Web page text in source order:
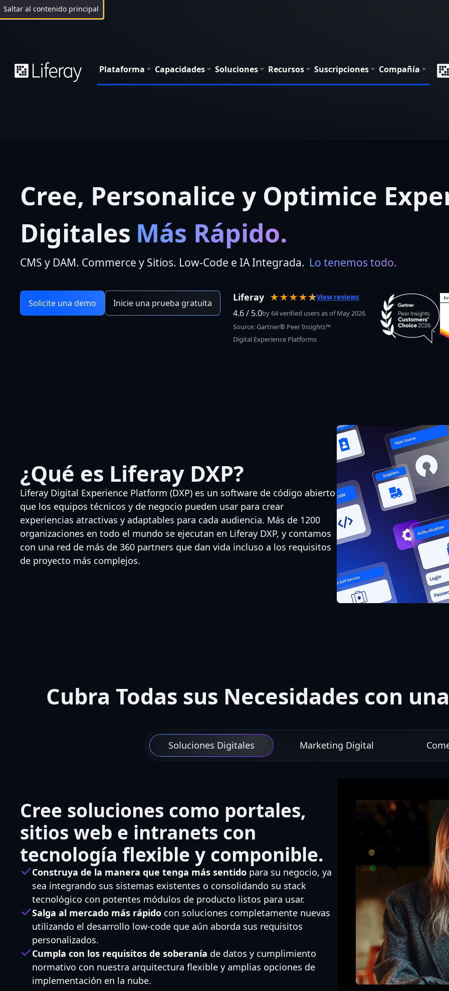
Saltar al contenido principal
Plataforma Capacidades Soluciones Recursos Suscripciones Compañía
Cree, Personalice y Optimice
Digitales Más Rápido.
CMS y DAM. Commerce y Sitios. Low-Code e IA Integrada. Lo tenemos todo.
Solicite una demo Inicie una prueba gratuita Liferay ★★★★★
☆View reviews
4.6 / 5.0by 64 verified users as of May 2026
Source: Gartner® Peer Insights™
Digital Experience Platforms
¿Qué es Liferay DXP?
Liferay Digital Experience Platform (DXP) es un software de código abierto
que los equipos técnicos y de negocio pueden usar para crear
experiencias atractivas y adaptables para cada audiencia. Más de 1200
organizaciones en todo el mundo se ejecutan en Liferay DXP, y contamos
con una red de más de 360 partners que dan vida incluso a los requisitos
de proyecto más complejos.
Cubra Todas sus Necesidades con
Soluciones Digitales Marketing Digital
Cree soluciones como portales,
sitios web e intranets con
tecnología flexible y componible.
Construya de la manera que tenga más sentido para su negocio, ya
sea integrando sus sistemas existentes o consolidando su stack
tecnológico con potentes módulos de producto listos para usar.
Salga al mercado más rápido con soluciones completamente nuevas
utilizando el desarrollo low-code que aún aborda sus requisitos
personalizados.
Cumpla con los requisitos de soberanía de datos y cumplimiento
normativo con nuestra arquitectura flexible y amplias opciones de
implementación en la nube.